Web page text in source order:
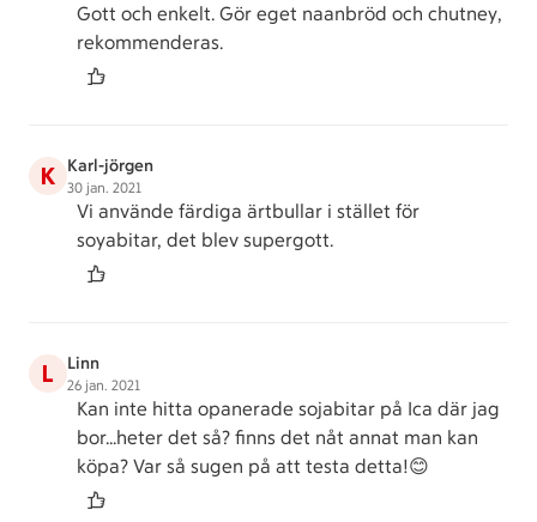
Gott och enkelt. Gör eget naanbröd och chutney,
rekommenderas.
K Karl-jörgen
30 jan. 2021
Vi använde färdiga ärtbullar i stället för
soyabitar, det blev supergott.
L Linn
26 jan. 2021
Kan inte hitta opanerade sojabitar på Ica där jag
bor...heter det så? finns det nåt annat man kan
köpa? Var så sugen på att testa detta!😊